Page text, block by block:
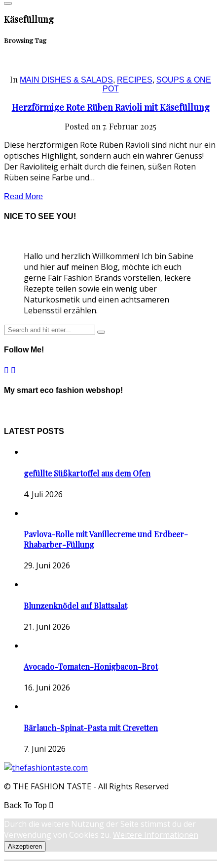
Käsefüllung
Browsing Tag
In MAIN DISHES & SALADS, RECIPES, SOUPS & ONE
POT
Herzförmige Rote Rüben Ravioli mit Käsefüllung
Posted on 7. Februar 2025
Diese herzförmigen Rote Rüben Ravioli sind nicht nur ein
optisches Highlight, sondern auch ein wahrer Genuss!
Der Ravioliteig erhält durch die feinen, süßen Roten
Rüben seine Farbe und…
Read More
NICE TO SEE YOU!
Hallo und herzlich Willkommen! Ich bin Sabine
und hier auf meinen Blog, möchte ich euch
gerne Fair Fashion Brands vorstellen, leckere
Rezepte teilen sowie ein wenig über
Naturkosmetik und einen achtsameren
Lebensstil erzählen.
Follow Me!
My smart eco fashion webshop!
LATEST POSTS
gefüllte Süßkartoffel aus dem Ofen
4. Juli 2026
Pavlova-Rolle mit Vanillecreme und Erdbeer-
Rhabarber-Füllung
29. Juni 2026
Blunzenknödel auf Blattsalat
21. Juni 2026
Avocado-Tomaten-Honigbacon-Brot
16. Juni 2026
Bärlauch-Spinat-Pasta mit Crevetten
7. Juni 2026
© THE FASHION TASTE - All Rights Reserved
Back To Top
Durch die weitere Nutzung der Seite stimmst du der
Verwendung von Cookies zu. Weitere Informationen
Akzeptieren